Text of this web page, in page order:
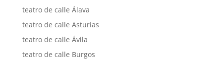
teatro de calle Álava
teatro de calle Asturias
teatro de calle Ávila
teatro de calle Burgos